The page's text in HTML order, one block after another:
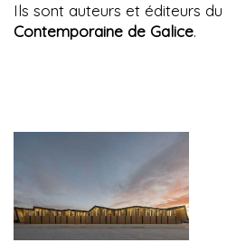
Ils sont auteurs et éditeurs du
Contemporaine de Galice.